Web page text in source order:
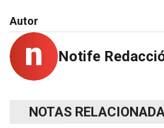
Autor
Notife
NOTAS